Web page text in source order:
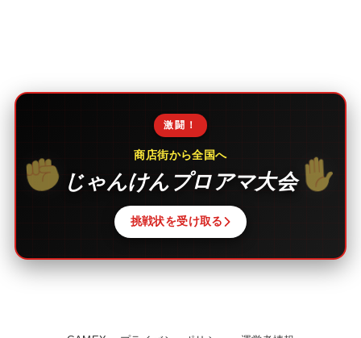
激闘！
商店街から全国へ
じゃんけんプロアマ大会
挑戦状を受け取る